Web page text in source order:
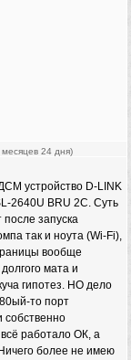
месяцев 24 дня)
устройство D-LINK
2640U BRU 2C. Суть
запуска
так и ноута (Wi-Fi),
вообще
мата и
гипотез. НО дело
то порт
собственно
работало ОК, а
более не имею